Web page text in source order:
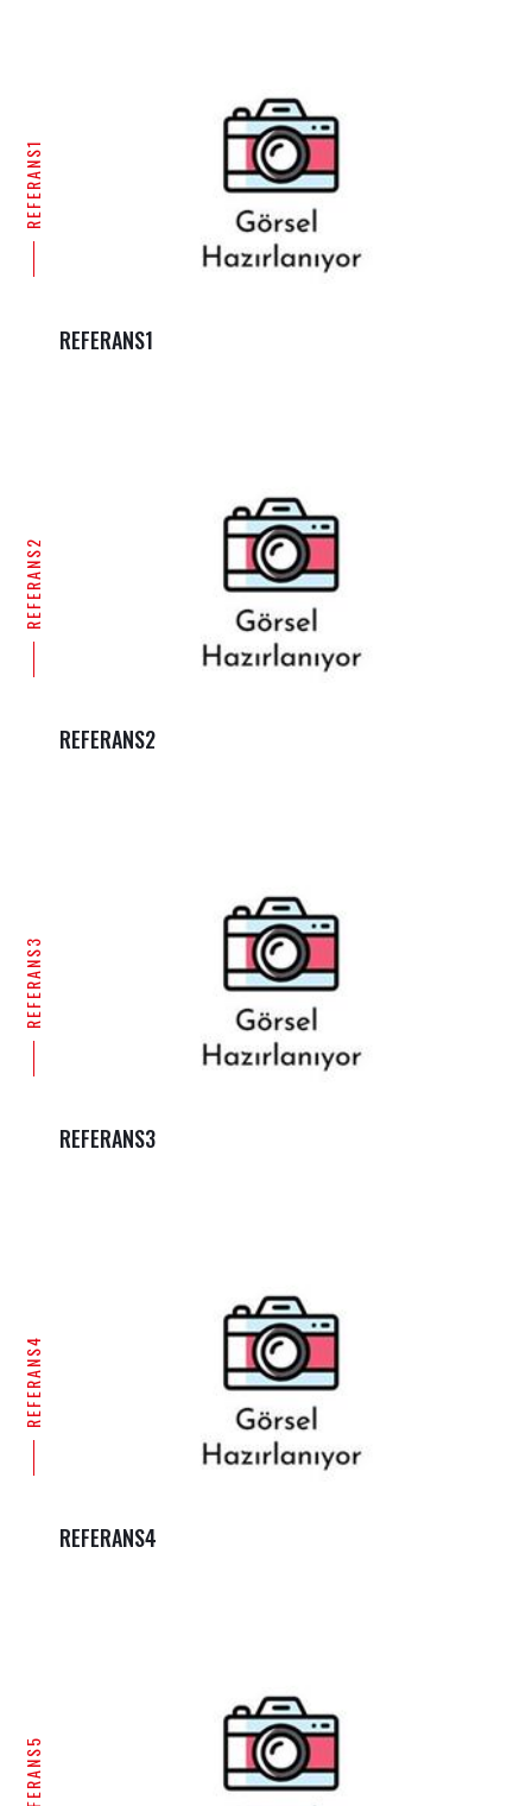
REFERANS1
REFERANS1
REFERANS2
REFERANS2
REFERANS3
REFERANS3
REFERANS4
REFERANS4
REFERANS5